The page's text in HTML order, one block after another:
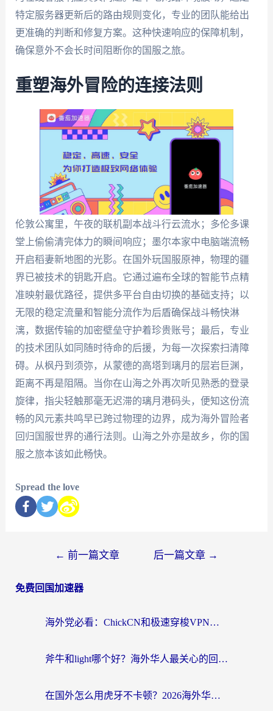
特定服务器更新后的路由规则变化，专业的团队能给出
更准确的判断和修复方案。这种快速响应的保障机制，
确保意外不会长时间阻断你的国服之旅。
重塑海外冒险的连接法则
伦敦公寓里，午夜的联机副本战斗行云流水；多伦多课
堂上偷偷清完体力的瞬间响应；墨尔本家中电脑端流畅
开启稻妻新地图的光影。在国外玩国服原神，物理的疆
界已被技术的钥匙开启。它通过遍布全球的智能节点精
准映射最优路径，提供多平台自由切换的基础支持；以
无限的稳定流量和智能分流作为后盾确保战斗畅快淋
漓，数据传输的加密壁垒守护着珍贵账号；最后，专业
的技术团队如同随时待命的后援，为每一次探索扫清障
碍。从枫丹到须弥，从蒙德的高塔到璃月的层岩巨渊，
距离不再是阻隔。当你在山海之外再次听见熟悉的登录
旋律，指尖轻触那毫无迟滞的璃月港码头，便知这份流
畅的风元素共鸣早已跨过物理的边界，成为海外冒险者
回归国服世界的通行法则。山海之外亦是故乡，你的国
服之旅本该如此畅快。
Spread the love
← 前一篇文章 后一篇文章 →
免费回国加速器
海外党必看：ChickCN和极速穿梭VPN好用吗？3招教你选对回国加速器无缝刷国内资源
斧牛和light哪个好？海外华人最关心的回国加速器选择难题，一篇讲透
在国外怎么用虎牙不卡顿？2026海外华人亲测有效的回国加速器选择指南